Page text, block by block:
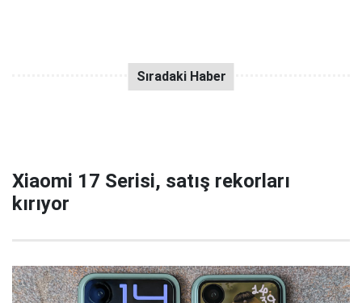
Xiaomi 17 Serisi, satış rekorları
kırıyor